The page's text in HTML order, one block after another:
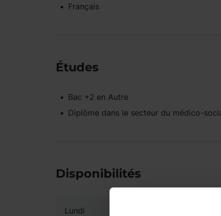
Français
Études
Bac +2 en Autre
Diplôme dans le secteur du médico-
Disponibilités
Lundi